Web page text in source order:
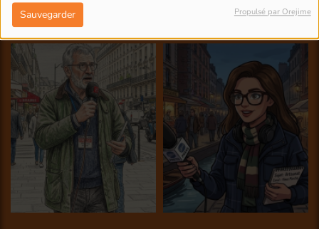
Sauvegarder Propulsé par Orejime